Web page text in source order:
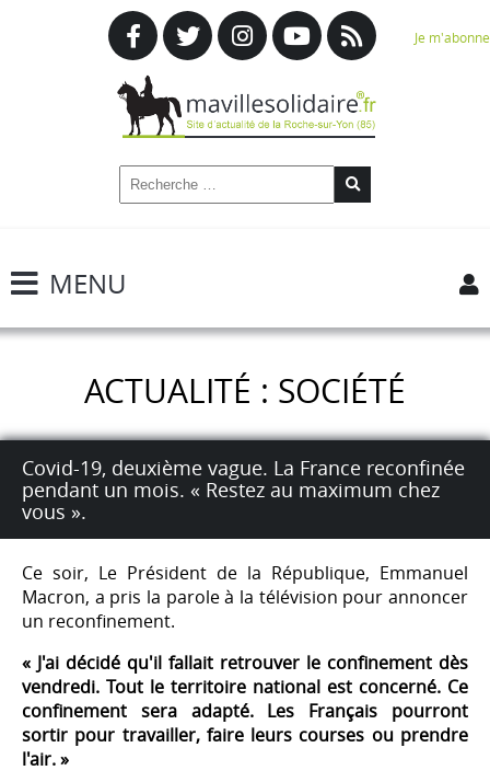
Je m'abonne
MENU
ACTUALITÉ : SOCIÉTÉ
Covid-19, deuxième vague. La France reconfinée
pendant un mois. « Restez au maximum chez
vous ».
Ce soir, Le Président de la République, Emmanuel
Macron, a pris la parole à la télévision pour annoncer
un reconfinement.
« J'ai décidé qu'il fallait retrouver le confinement dès
vendredi. Tout le territoire national est concerné. Ce
confinement sera adapté. Les Français pourront
sortir pour travailler, faire leurs courses ou prendre
l'air. »